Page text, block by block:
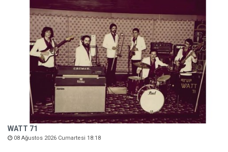
WATT 71
08 Ağustos 2026 Cumartesi 18:18